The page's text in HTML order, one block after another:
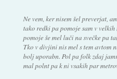
Ne vem, ker nisem šel preverjat,
tako redki pa pomoje sam v
pomoje še mel luči na svečke pa
Tko v divjini nis mel s tem avtom
bolj uporabn. Pol pa folk zdaj
mal polnt pa k ni vsakih par